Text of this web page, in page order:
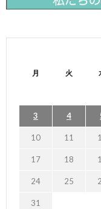
月 火
3 4
10 11
17 18
24 25
31